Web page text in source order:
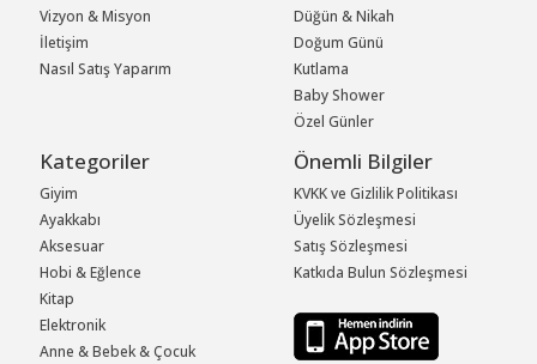
Vizyon & Misyon
İletişim
Nasıl Satış Yaparım
Düğün & Nikah
Doğum Günü
Kutlama
Baby Shower
Özel Günler
Kategoriler
Giyim
Ayakkabı
Aksesuar
Hobi & Eğlence
Kitap
Elektronik
Anne & Bebek & Çocuk
Önemli Bilgiler
KVKK ve Gizlilik Politikası
Üyelik Sözleşmesi
Satış Sözleşmesi
Katkıda Bulun Sözleşmesi